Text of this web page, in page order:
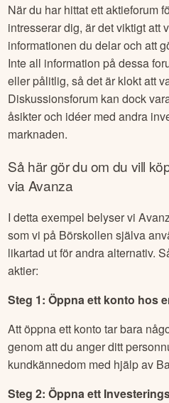
När du har hittat ett aktieforum
intresserar dig, är det viktigt att
informationen du delar och att
Inte all information på dessa
eller pålitlig, så det är klokt att
Diskussionsforum kan dock
åsikter och idéer med andra
marknaden.
Så här gör du om du vill
via Avanza
I detta exempel belyser vi
som vi på Börskollen själva
likartad ut för andra alternativ.
aktier:
Steg 1: Öppna ett konto hos
Att öppna ett konto tar bara
genom att du anger ditt
kundkännedom med hjälp av
Steg 2: Öppna ett